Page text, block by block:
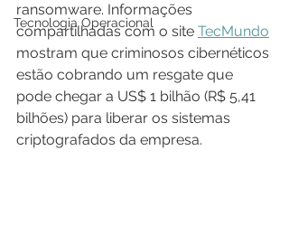
Tecnologia Operacional
ransomware. Informações
compartilhadas com o site TecMundo
mostram que criminosos cibernéticos
estão cobrando um resgate que
pode chegar a US$ 1 bilhão (R$ 5,41
bilhões) para liberar os sistemas
criptografados da empresa.